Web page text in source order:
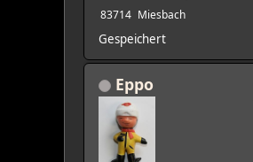
83714 Miesbach
Gespeichert
Eppo